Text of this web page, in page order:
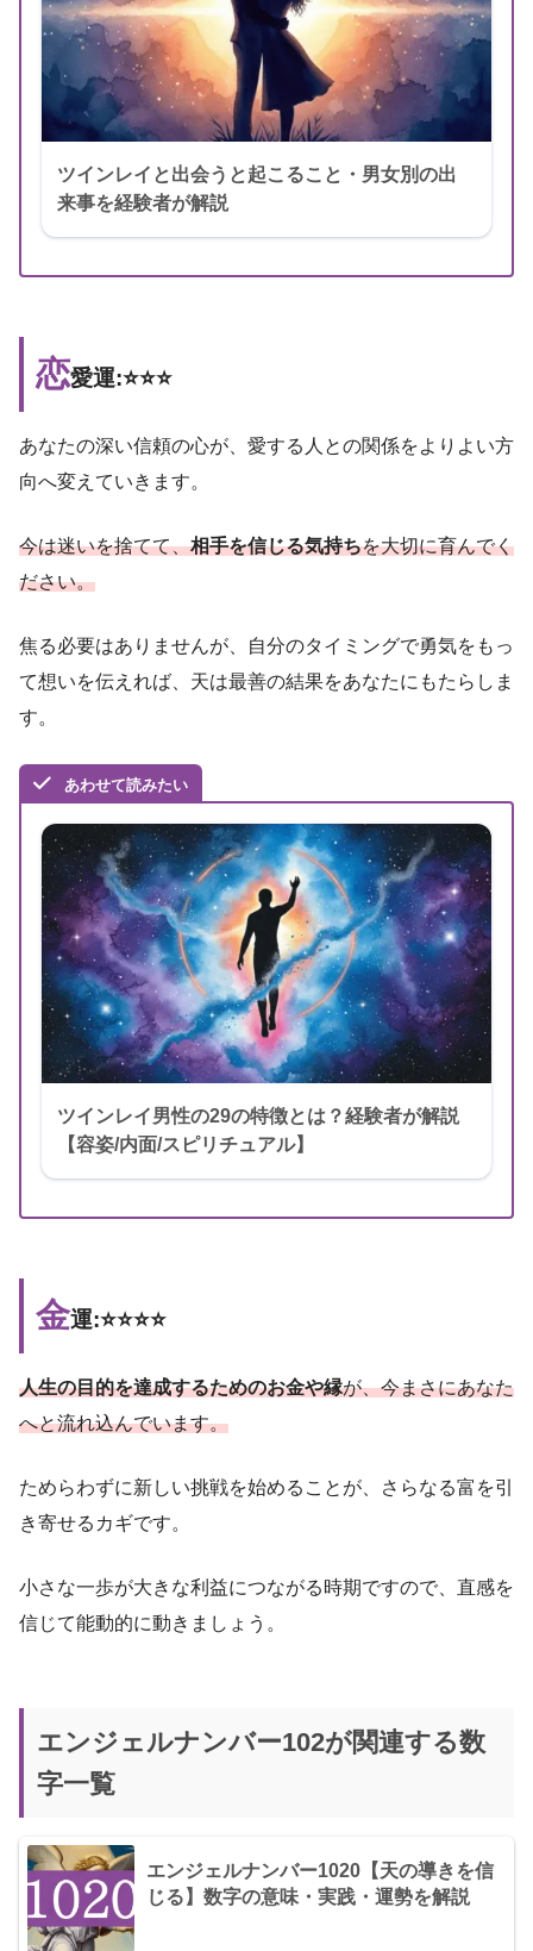
ツインレイと出会うと起こること・男女別の出
来事を経験者が解説
恋愛運:⭐️⭐️⭐️
あなたの深い信頼の心が、愛する人との関係をよりよい方
向へ変えていきます。
今は迷いを捨てて、相手を信じる気持ちを大切に育んでく
ださい。
焦る必要はありませんが、自分のタイミングで勇気をもっ
て想いを伝えれば、天は最善の結果をあなたにもたらしま
す。
あわせて読みたい
ツインレイ男性の29の特徴とは？経験者が解説
【容姿/内面/スピリチュアル】
金運:⭐️⭐️⭐️⭐️
人生の目的を達成するためのお金や縁が、今まさにあなた
へと流れ込んでいます。
ためらわずに新しい挑戦を始めることが、さらなる富を引
き寄せるカギです。
小さな一歩が大きな利益につながる時期ですので、直感を
信じて能動的に動きましょう。
エンジェルナンバー102が関連する数
字一覧
エンジェルナンバー1020【天の導きを信
じる】数字の意味・実践・運勢を解説